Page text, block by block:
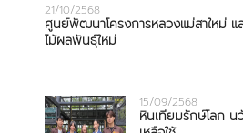
21/10/2568
ศูนย์พัฒนาโครงการหลวงแม่สาใหม่ แ
ไม้ผลพันธุ์ใหม่
15/09/2568
หินเทียมรักษ์โลก